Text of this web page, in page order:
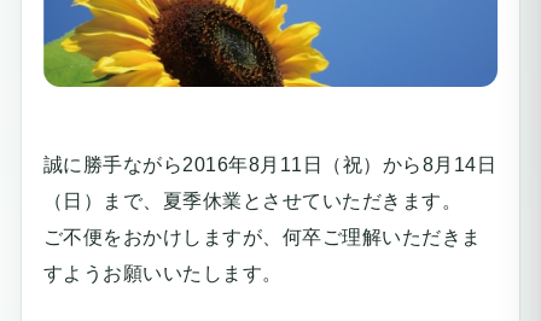
誠に勝手ながら2016年8月11日（祝）から8月14日
（日）まで、夏季休業とさせていただきます。
ご不便をおかけしますが、何卒ご理解いただきま
すようお願いいたします。